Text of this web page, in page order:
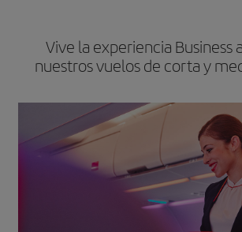
Vive la experiencia Business
nuestros vuelos de corta y